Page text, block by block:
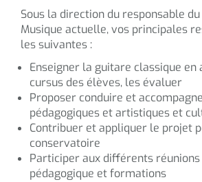
Sous la direction du responsable
Musique actuelle, vos principales
les suivantes :
Enseigner la guitare classique en
cursus des élèves, les évaluer
Proposer conduire et
pédagogiques et artistiques et
Contribuer et appliquer le projet
conservatoire
Participer aux différents
pédagogique et formations